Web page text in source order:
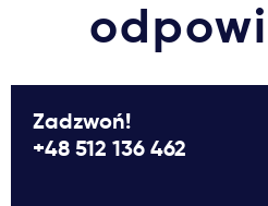
Zadzwoń!
+48 512 136 462